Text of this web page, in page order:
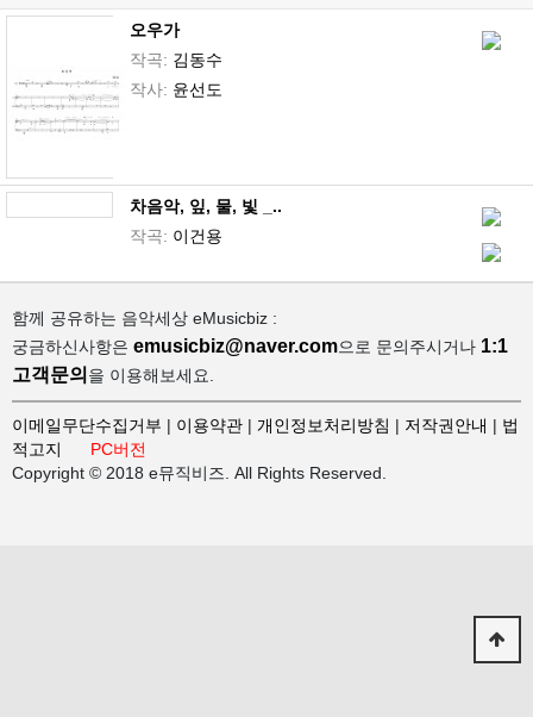
오우가
작곡: 김동수
작사: 윤선도
차음악, 잎, 물, 빛 _..
작곡: 이건용
함께 공유하는 음악세상 eMusicbiz :
궁금하신사항은 emusicbiz@naver.com으로 문의주시거나 1:1
고객문의 을 이용해보세요.
이메일무단수집거부 이용약관 개인정보처리방침 저작권안내
법
적고지
PC버전
Copyright © 2018 e뮤직비즈. All Rights Reserved.